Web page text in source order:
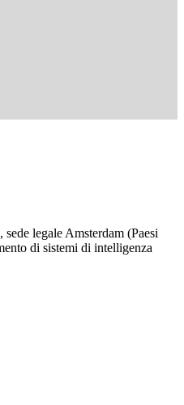
legale Amsterdam (Paesi
di sistemi di intelligenza